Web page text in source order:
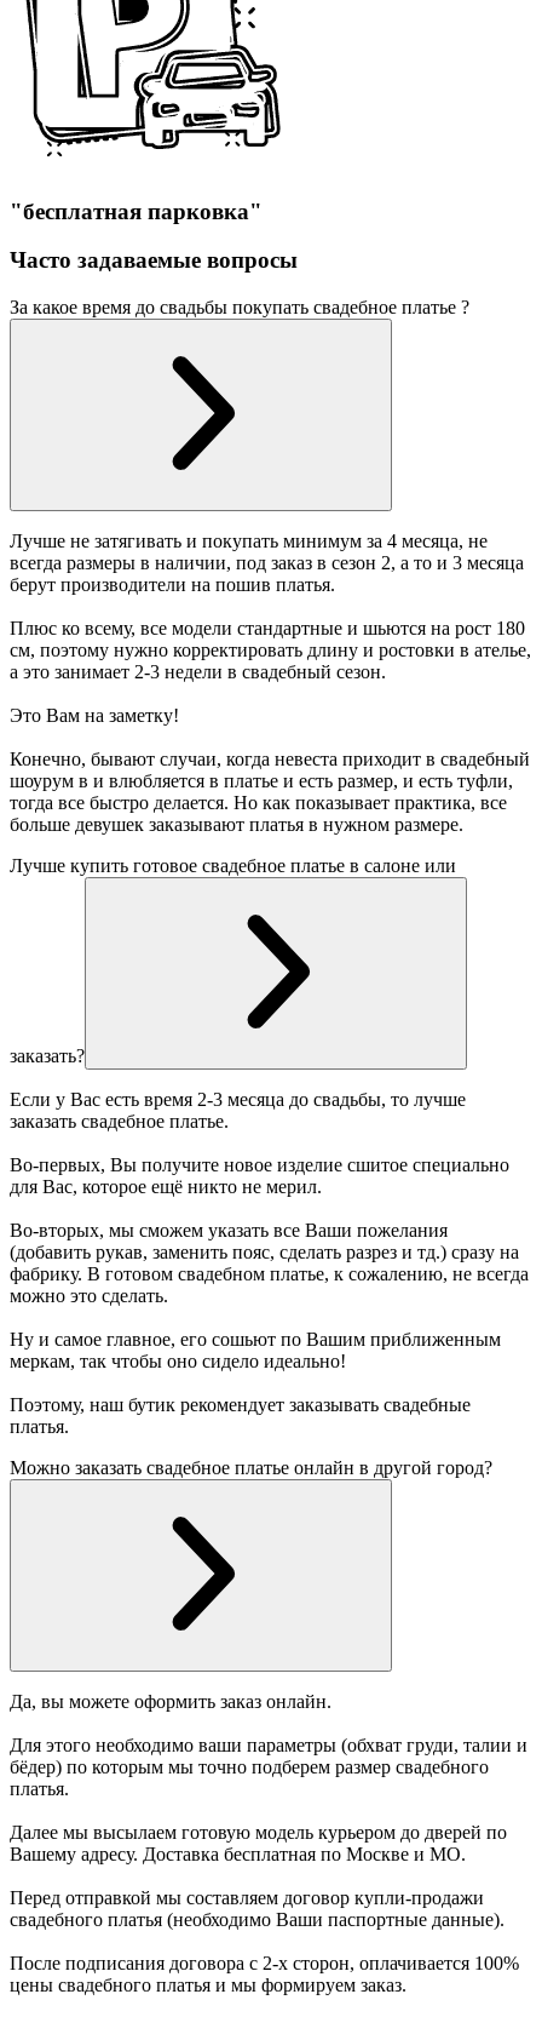
"бесплатная парковка"
Часто задаваемые вопросы
За какое время до свадьбы покупать свадебное платье ?
Лучше не затягивать и покупать минимум за 4 месяца, не
всегда размеры в наличии, под заказ в сезон 2, а то и 3 месяца
берут производители на пошив платья.
Плюс ко всему, все модели стандартные и шьются на рост 180
см, поэтому нужно корректировать длину и ростовки в ателье,
а это занимает 2-3 недели в свадебный сезон.
Это Вам на заметку!
Конечно, бывают случаи, когда невеста приходит в свадебный
шоурум в и влюбляется в платье и есть размер, и есть туфли,
тогда все быстро делается. Но как показывает практика, все
больше девушек заказывают платья в нужном размере.
Лучше купить готовое свадебное платье в салоне или
заказать?
Если у Вас есть время 2-3 месяца до свадьбы, то лучше
заказать свадебное платье.
Во-первых, Вы получите новое изделие сшитое специально
для Вас, которое ещё никто не мерил.
Во-вторых, мы сможем указать все Ваши пожелания
(добавить рукав, заменить пояс, сделать разрез и тд.) сразу на
фабрику. В готовом свадебном платье, к сожалению, не всегда
можно это сделать.
Ну и самое главное, его сошьют по Вашим приближенным
меркам, так чтобы оно сидело идеально!
Поэтому, наш бутик рекомендует заказывать свадебные
платья.
Можно заказать свадебное платье онлайн в другой город?
Да, вы можете оформить заказ онлайн.
Для этого необходимо ваши параметры (обхват груди, талии и
бёдер) по которым мы точно подберем размер свадебного
платья.
Далее мы высылаем готовую модель курьером до дверей по
Вашему адресу. Доставка бесплатная по Москве и МО.
Перед отправкой мы составляем договор купли-продажи
свадебного платья (необходимо Ваши паспортные данные).
После подписания договора с 2-х сторон, оплачивается 100%
цены свадебного платья и мы формируем заказ.